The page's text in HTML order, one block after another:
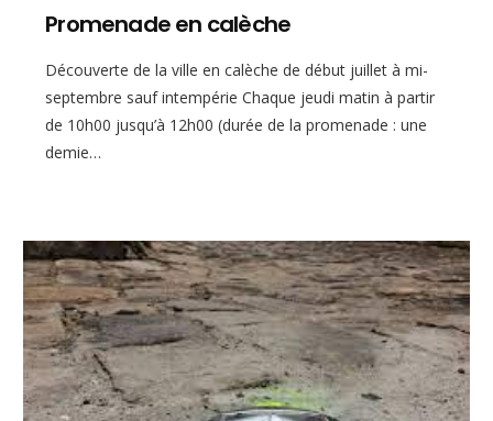
Promenade en calèche
Découverte de la ville en calèche de début juillet à mi-
septembre sauf intempérie Chaque jeudi matin à partir
de 10h00 jusqu’à 12h00 (durée de la promenade : une
demie…